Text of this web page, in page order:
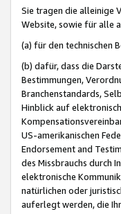
Sie tragen die alleinige
Website, sowie für alle
(a) für den technischen
(b) dafür, dass die
Bestimmungen,
Branchenstandards,
Hinblick auf
US-amerikanischen
Endorsement and
des Missbrauchs durch
elektronische
natürlichen oder
auferlegt werden, die